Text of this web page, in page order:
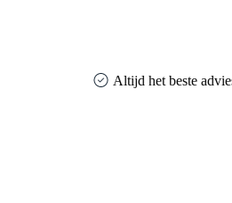
Altijd het beste